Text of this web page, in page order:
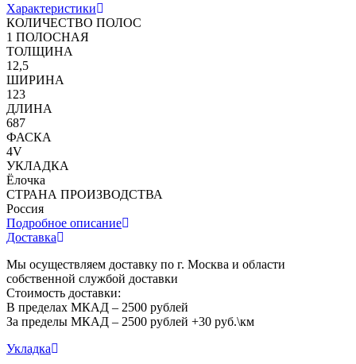
Характеристики
КОЛИЧЕСТВО ПОЛОС
1 ПОЛОСНАЯ
ТОЛЩИНА
12,5
ШИРИНА
123
ДЛИНА
687
ФАСКА
4V
УКЛАДКА
Ёлочка
СТРАНА ПРОИЗВОДСТВА
Россия
Подробное описание
Доставка
Мы осуществляем доставку по г. Москва и области
собственной службой доставки
Стоимость доставки:
В пределах МКАД – 2500 рублей
За пределы МКАД – 2500 рублей +30 руб.\км
Укладка